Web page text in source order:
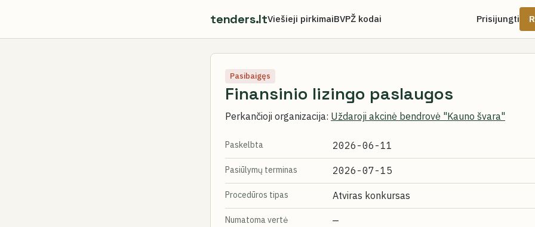
tenders.ltViešieji pirkimaiBVPŽ kodai Prisijungti
Pasibaigęs
Finansinio lizingo paslaugos
Perkančioji organizacija: Uždaroji akcinė bendrovė "Kauno švara"
Paskelbta 2026-06-11
Pasiūlymų terminas 2026-07-15
Procedūros tipas Atviras konkursas
Numatoma vertė —